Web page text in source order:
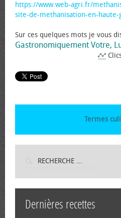
https://www.web-agri.fr/
site-de-methanisation-en-haute-
Sur ces quelques mots je vous
Gastronomiquement Votre,
Termes
Dernières recettes